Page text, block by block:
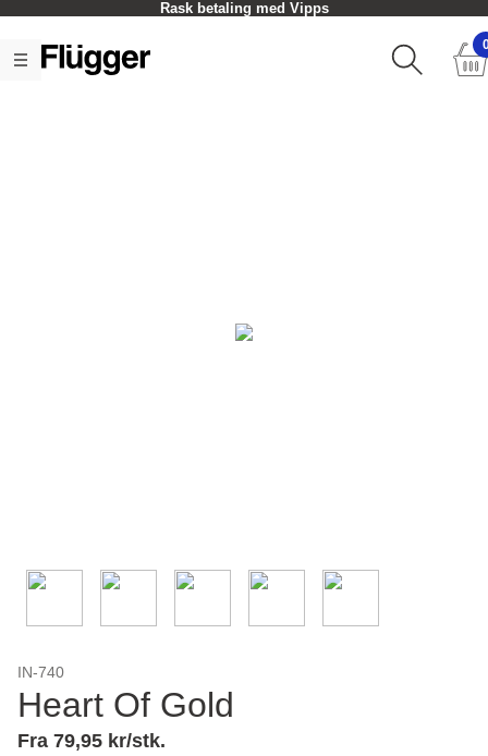
Rask betaling med Vipps
IN-740
Heart Of Gold
Fra 79,95 kr/stk.